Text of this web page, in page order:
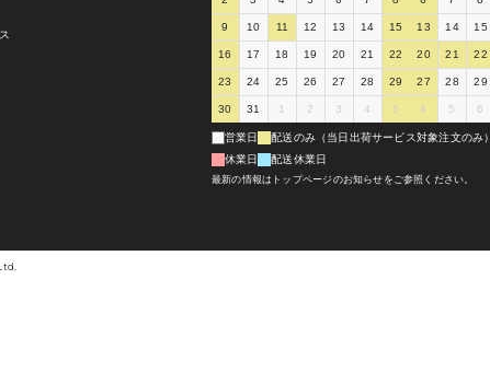
9 10 11 12 13 14 15
16 17 18 19 20 21 22
23 24 25 26 27 28 29
30 31 1 2 3 4 5
13 14 15
20 21 22
27 28 29
4 5 6
営業日
配送のみ（当日出荷サービス対象注文のみ）
休業日
配送休業日
最新の情報はトップページのお知らせをご参照ください。